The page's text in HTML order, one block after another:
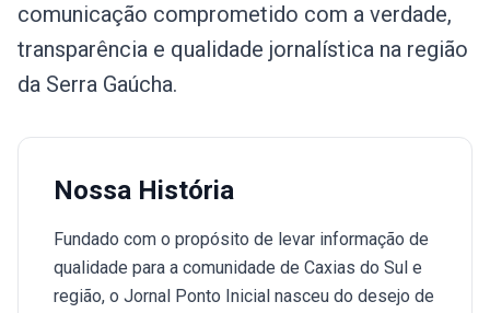
comunicação comprometido com a verdade,
transparência e qualidade jornalística na região
da Serra Gaúcha.
Nossa História
Fundado com o propósito de levar informação de
qualidade para a comunidade de Caxias do Sul e
região, o Jornal Ponto Inicial nasceu do desejo de